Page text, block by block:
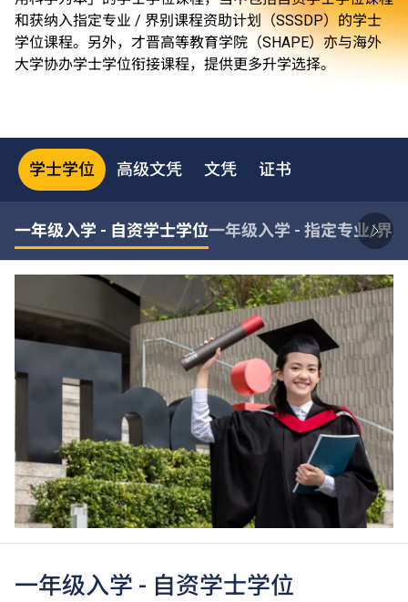
和获纳入指定专业 / 界别课程资助计划（SSSDP）的学士
学位课程。另外，才晋高等教育学院（SHAPE）亦与海外
大学协办学士学位衔接课程，提供更多升学选择。
学士学位 高级文凭 文凭 证书
一年级入学 - 自资学士学位一年级入学 - 指定专业/界
一年级入学 - 自资学士学位